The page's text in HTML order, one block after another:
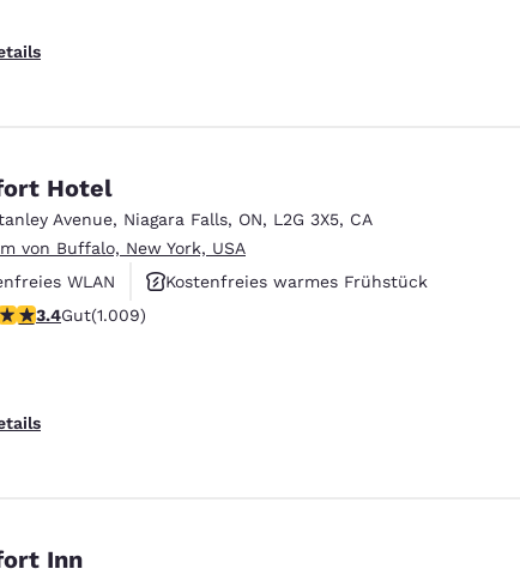
Hotel
Avenue, Niagara Falls, ON, L2G 3X5, CA
von Buffalo, New York, USA
WLAN
Kostenfreies warmes Frühstück
Bewertung. Gut. 1009 Bewertungen
3.4Gut(1.009)
Inn